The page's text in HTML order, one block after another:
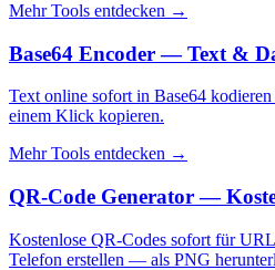
Mehr Tools entdecken →
Base64 Encoder — Text &
Text online sofort in Base64
einem Klick kopieren.
Mehr Tools entdecken →
QR-Code Generator —
Kostenlose QR-Codes sofort für
Telefon erstellen — als PNG